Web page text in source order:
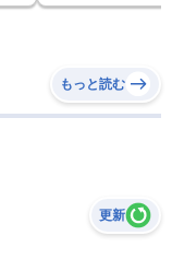
もっと読む
更新